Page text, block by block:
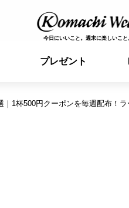
今日にいいこと。週末に楽しいこと
プレゼント
1杯500円クーポンを毎週配布！ラ